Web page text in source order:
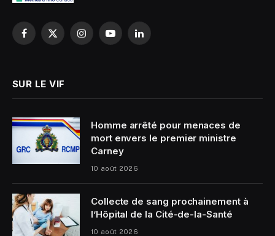
Facebook
X
InstagramYouTubeLinkedIn
SUR LE VIF
Homme arrêté pour menaces de
mort envers le premier ministre
Carney
10 août 2026
Collecte de sang prochainement à
l’Hôpital de la Cité-de-la-Santé
10 août 2026